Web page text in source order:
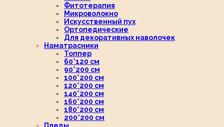
Фитотерапия
Микроволокно
Искусственный пух
Ортопедические
Для декоративных наволочек
Наматрасники
Топпер
60*120 см
90*200 см
100*200 см
120*200 см
140*200 см
160*200 см
180*200 см
200*200 см
Пледы